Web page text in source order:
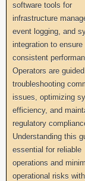
software tools for
infrastructure
event logging, and
integration to ensure
consistent
Operators are
troubleshooting
issues, optimizing
efficiency, and
regulatory
Understanding this
essential for reliable
operations and
operational risks